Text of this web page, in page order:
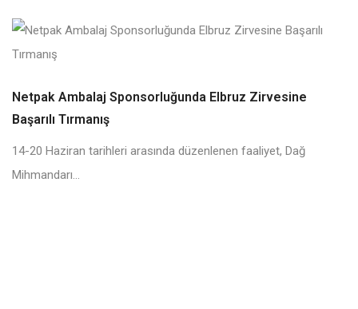
Netpak Ambalaj Sponsorluğunda Elbruz Zirvesine
Başarılı Tırmanış
14-20 Haziran tarihleri arasında düzenlenen faaliyet, Dağ
Mihmandarı...